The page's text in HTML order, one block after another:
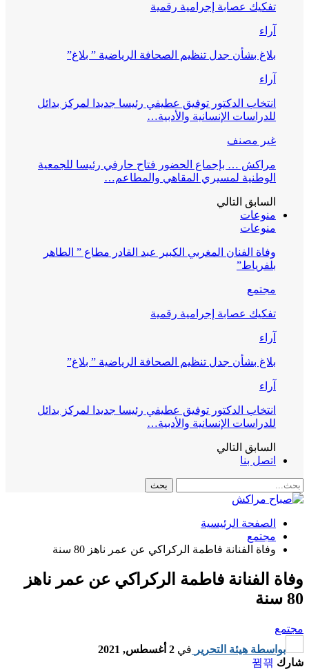
تفكيك عصابة إجرامية رقمية
آراء
بلاغ بشأن جدل تنظيم الصحافة الرياضية ” بلاغ”
آراء
انتخاب الدكتور توفيق عطيفي رئيسا جديدا لمركز بدائل
للدراسات الإنسانية والأدبية…
غير مصنف
مراكش … بإجماع الحضور فتاح حارفي رئيسا للجمعية
الوطنية لمسيري المقاهي والمطاعم…
السابق التالي
منوعات
منوعات
وفاة الفنان المغربي الكبير عبد القادر مطاع ” الطاهر
بلفرياط”
مجتمع
تفكيك عصابة إجرامية رقمية
آراء
بلاغ بشأن جدل تنظيم الصحافة الرياضية ” بلاغ”
آراء
انتخاب الدكتور توفيق عطيفي رئيسا جديدا لمركز بدائل
للدراسات الإنسانية والأدبية…
السابق التالي
اتصل بنا
الصفحة الرئيسية
مجتمع
وفاة الفنانة فاطمة الركراكي عن عمر ناهز 80 سنة
وفاة الفنانة فاطمة الركراكي عن عمر ناهز
80 سنة
مجتمع
بواسطة هيئة التحرير في 2 أغسطس, 2021
شارك